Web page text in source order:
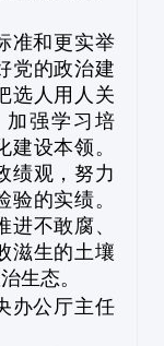
准和更实举
党的政治建
选人用人关
加强学习培
设本领。
绩观，努力
的实绩。
不敢腐、
滋生的土壤
生态。
办公厅主任